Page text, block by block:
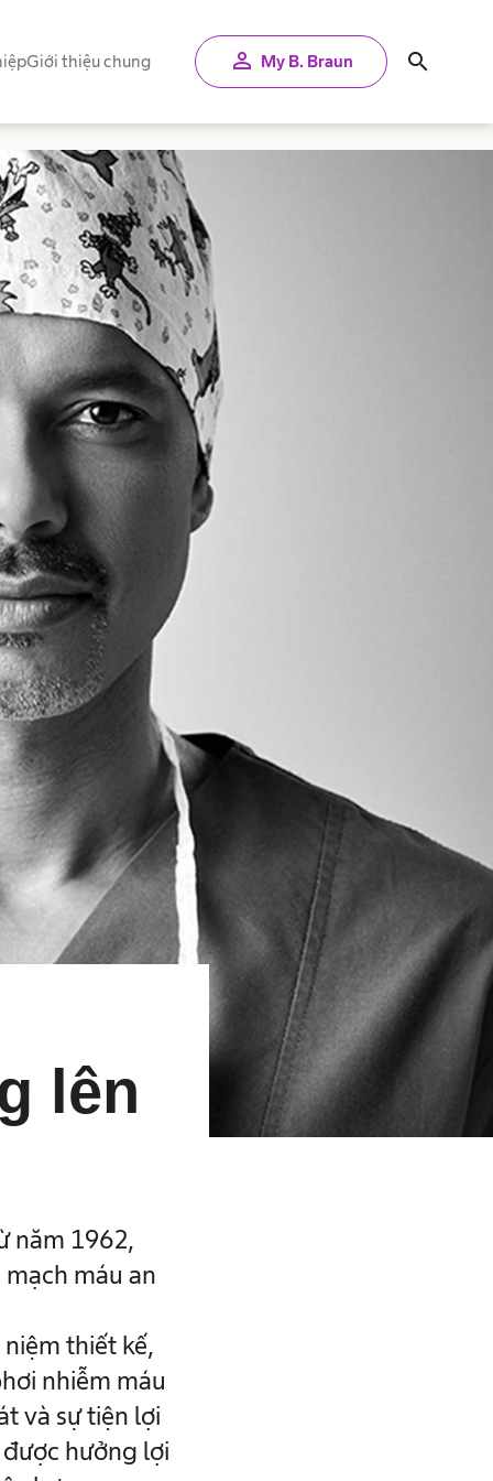
Giới thiệu chung person My B. Braun search
lên
năm 1962,
máu an
thiết kế,
nhiễm máu
và sự tiện lợi
hưởng lợi